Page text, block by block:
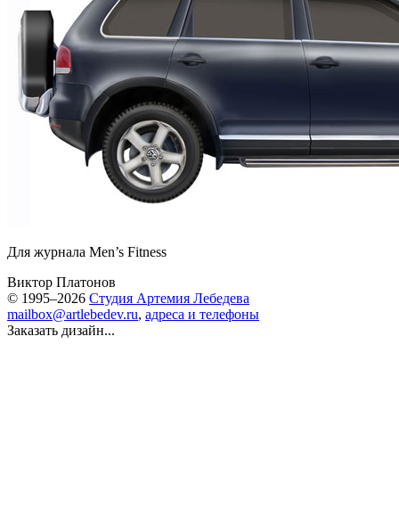
Для журнала Men’s Fitness
Виктор Платонов
© 1995–2026 Студия Артемия Лебедева
mailbox@artlebedev.ru, адреса и телефоны
Заказать дизайн...